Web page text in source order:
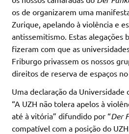
os de organizarem uma
Zurique, apelando à violência e
antissemitismo. Estas alegações
fizeram com que as
Friburgo privassem os nossos
direitos de reserva de espaços
Uma declaração da Universidade
“A UZH não tolera apelos à
até à vitória” difundido por “Der
compatível com a posição do